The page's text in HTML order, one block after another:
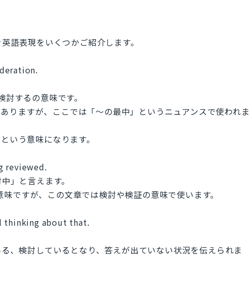
語表現をいくつかご紹介します。
するの意味です。
りますが、ここでは「～の最中」というニュアンスで使われま
う意味になります。
reviewed.
」と言えます。
ですが、この文章では検討や検証の意味で使います。
about that.
、検討しているとなり、答えが出ていない状況を伝えられま